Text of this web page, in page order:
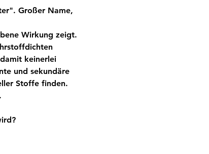
Großer Name,
Wirkung zeigt.
keinerlei
und sekundäre
Stoffe finden.